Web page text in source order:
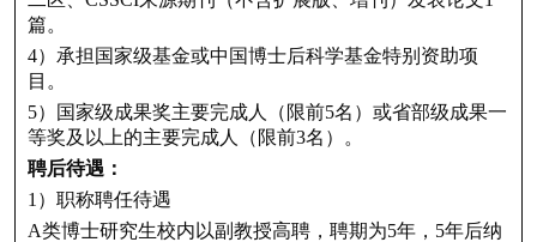
篇。
4）承担国家级基金或中国博士后科学基金特别资助项
目。
5）国家级成果奖主要完成人（限前5名）或省部级成果一
等奖及以上的主要完成人（限前3名）。
聘后待遇：
1）职称聘任待遇
A类博士研究生校内以副教授高聘，聘期为5年，5年后纳